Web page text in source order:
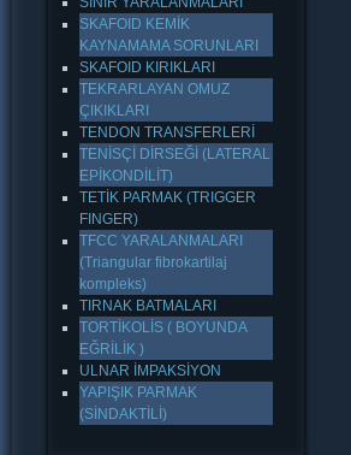
SKAFOID KEMİK
KAYNAMAMA SORUNLARI
SKAFOID KIRIKLARI
TEKRARLAYAN OMUZ
ÇIKIKLARI
TENDON TRANSFERLERİ
TENİSÇİ DİRSEĞİ (LATERAL
EPİKONDİLİT)
TETİK PARMAK (TRIGGER
FINGER)
TFCC YARALANMALARI
(Triangular fibrokartilaj
kompleks)
TIRNAK BATMALARI
TORTİKOLİS ( BOYUNDA
EĞRİLİK )
ULNAR İMPAKSİYON
YAPIŞIK PARMAK
(SİNDAKTİLİ)